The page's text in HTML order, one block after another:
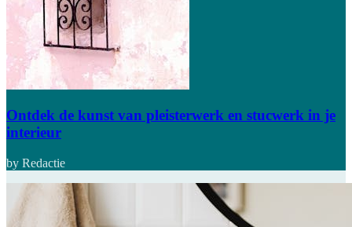
Ontdek de kunst van pleisterwerk en stucwerk in je
interieur
by Redactie